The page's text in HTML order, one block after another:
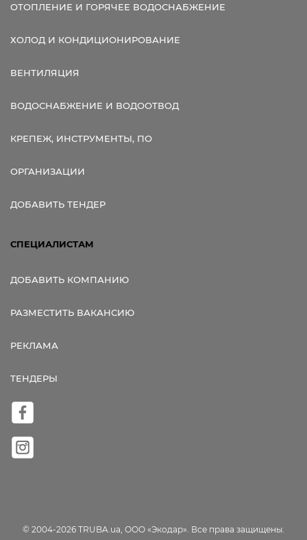
ОТОПЛЕНИЕ И ГОРЯЧЕЕ ВОДОСНАБЖЕНИЕ
ХОЛОД И КОНДИЦИОНИРОВАНИЕ
ВЕНТИЛЯЦИЯ
ВОДОСНАБЖЕНИЕ И ВОДООТВОД
КРЕПЕЖ, ИНСТРУМЕНТЫ, ПО
ОРГАНИЗАЦИИ
ДОБАВИТЬ ТЕНДЕР
СПЕЦИАЛИСТАМ
ДОБАВИТЬ КОМПАНИЮ
РАЗМЕСТИТЬ ВАКАНСИЮ
РЕКЛАМА
ТЕНДЕРЫ
© 2004-2026 TRUBA.ua, ООО «Экодар». Все права защищены.